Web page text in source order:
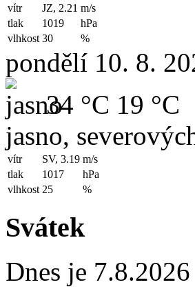
vítr JZ, 2.21 m/s
tlak
1019
hPa
vlhkost 30 %
pondělí 10. 8.
34 °C 19 °C
jasno,
vítr SV, 3.19 m/s
tlak
1017
hPa
vlhkost 25 %
Svátek
Dnes je 7.8.2026